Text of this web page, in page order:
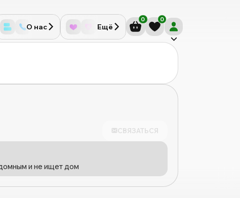
0 0
О нас Ещё
СВЯЗАТЬСЯ
и не ищет дом